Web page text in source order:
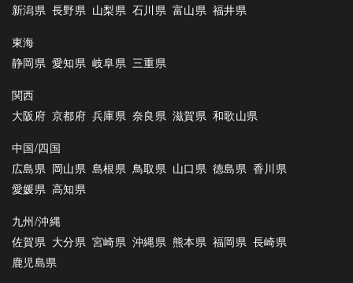
新潟県 長野県 山梨県 石川県 富山県 福井県
東海
静岡県 愛知県 岐阜県 三重県
関西
大阪府 京都府 兵庫県 奈良県 滋賀県 和歌山県
中国/四国
広島県 岡山県 島根県 鳥取県 山口県 徳島県 香川県
愛媛県 高知県
九州/沖縄
佐賀県 大分県 宮崎県 沖縄県 熊本県 福岡県 長崎県
鹿児島県